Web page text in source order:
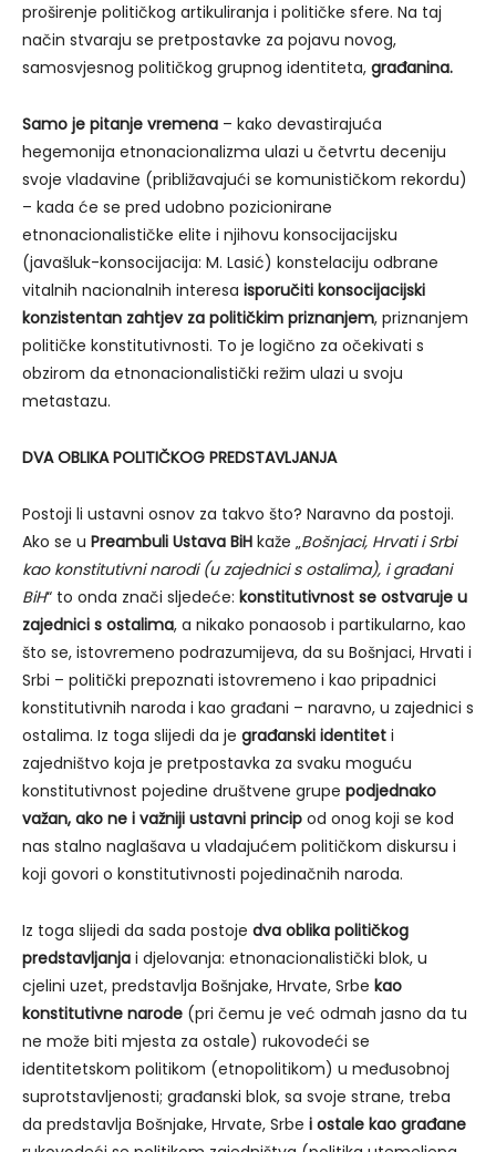
proširenje političkog artikuliranja i političke sfere. Na taj
način stvaraju se pretpostavke za pojavu novog,
samosvjesnog političkog grupnog identiteta, građanina.
Samo je pitanje vremena – kako devastirajuća
hegemonija etnonacionalizma ulazi u četvrtu deceniju
svoje vladavine (približavajući se komunističkom rekordu)
– kada će se pred udobno pozicionirane
etnonacionalističke elite i njihovu konsocijacijsku
(javašluk-konsocijacija: M. Lasić) konstelaciju odbrane
vitalnih nacionalnih interesa isporučiti konsocijacijski
konzistentan zahtjev za političkim priznanjem, priznanjem
političke konstitutivnosti. To je logično za očekivati s
obzirom da etnonacionalistički režim ulazi u svoju
metastazu.
DVA OBLIKA POLITIČKOG PREDSTAVLJANJA
Postoji li ustavni osnov za takvo što? Naravno da postoji.
Ako se u Preambuli Ustava BiH kaže „Bošnjaci, Hrvati i Srbi
kao konstitutivni narodi (u zajednici s ostalima), i građani
BiH“ to onda znači sljedeće: konstitutivnost se ostvaruje u
zajednici s ostalima, a nikako ponaosob i partikularno, kao
što se, istovremeno podrazumijeva, da su Bošnjaci, Hrvati i
Srbi – politički prepoznati istovremeno i kao pripadnici
konstitutivnih naroda i kao građani – naravno, u zajednici s
ostalima. Iz toga slijedi da je građanski identitet i
zajedništvo koja je pretpostavka za svaku moguću
konstitutivnost pojedine društvene grupe podjednako
važan, ako ne i važniji ustavni princip od onog koji se kod
nas stalno naglašava u vladajućem političkom diskursu i
koji govori o konstitutivnosti pojedinačnih naroda.
Iz toga slijedi da sada postoje dva oblika političkog
predstavljanja i djelovanja: etnonacionalistički blok, u
cjelini uzet, predstavlja Bošnjake, Hrvate, Srbe kao
konstitutivne narode (pri čemu je već odmah jasno da tu
ne može biti mjesta za ostale) rukovodeći se
identitetskom politikom (etnopolitikom) u međusobnoj
suprotstavljenosti; građanski blok, sa svoje strane, treba
da predstavlja Bošnjake, Hrvate, Srbe i ostale kao građane